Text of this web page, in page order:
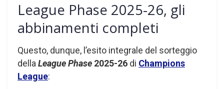
League Phase 2025-26, gli
abbinamenti completi
Questo, dunque, l’esito integrale del sorteggio
della League Phase 2025-26 di Champions
League: